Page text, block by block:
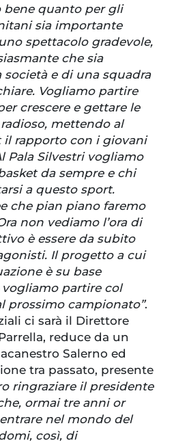
bene quanto per gli
sia importante
spettacolo gradevole,
che sia
società e di una squadra
Vogliamo partire
crescere e gettare le
mettendo al
rapporto con i giovani
Pala Silvestri vogliamo
da sempre e chi
a questo sport.
che pian piano faremo
non vediamo l’ora di
è essere da subito
Il progetto a cui
è su base
partire col
prossimo campionato”.
ci sarà il Direttore
reduce da un
Salerno ed
tra passato, presente
ringraziare il presidente
ormai tre anni or
nel mondo del
così, di